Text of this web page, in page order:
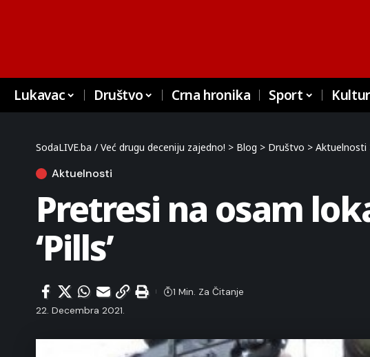
Lukavac Društvo Crna hronika Sport
SodaLIVE.ba / Već drugu deceniju zajedno! > Blog > Društvo > Aktuelnosti
Aktuelnosti
Pretresi na osam
‘Pills’
22. Decembra 2021.
1 Min. Za Čitanje